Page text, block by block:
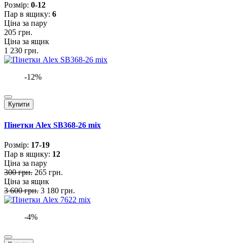
Розмiр: 0-12
Пар в ящику: 6
Ціна за пару
205 грн.
Ціна за ящик
1 230 грн.
-12%
Купити
Пінетки Alex SB368-26 mix
Розмiр: 17-19
Пар в ящику: 12
Ціна за пару
300 грн. 265 грн.
Ціна за ящик
3 600 грн. 3 180 грн.
-4%